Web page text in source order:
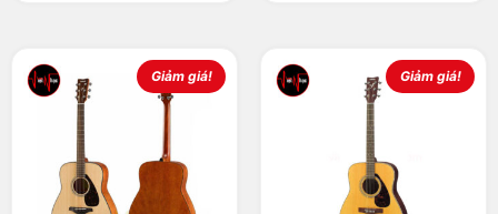
Giảm giá! Giảm giá!